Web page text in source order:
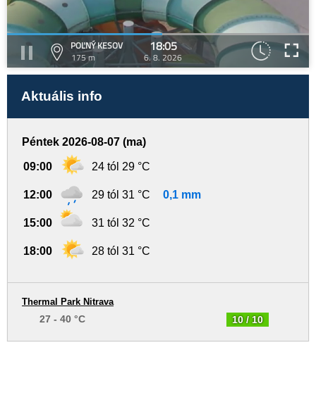
POĽNÝ KESOV
175 m
18:05
6. 8. 2026
Aktuális info
Péntek 2026-08-07 (ma)
09:00 24 tól 29 °C
12:00 29 tól 31 °C 0,1 mm
15:00 31 tól 32 °C
18:00 28 tól 31 °C
10 / 10
Thermal Park Nitrava
27 - 40 °C